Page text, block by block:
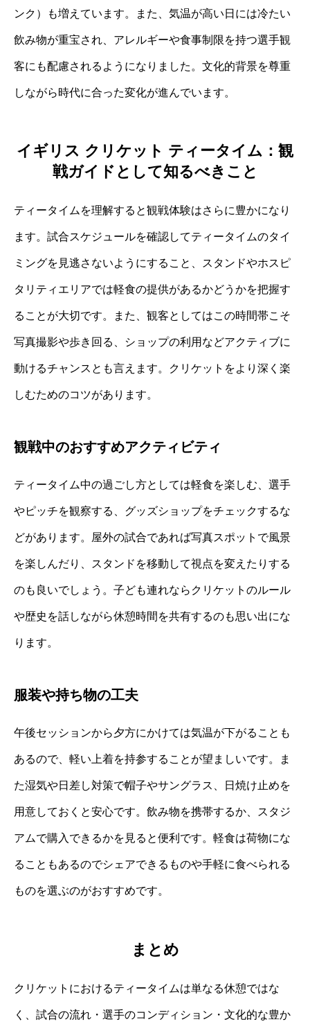
ンク）も増えています。また、気温が高い日には冷たい
飲み物が重宝され、アレルギーや食事制限を持つ選手観
客にも配慮されるようになりました。文化的背景を尊重
しながら時代に合った変化が進んでいます。
イギリス クリケット ティータイム：観
戦ガイドとして知るべきこと
ティータイムを理解すると観戦体験はさらに豊かになり
ます。試合スケジュールを確認してティータイムのタイ
ミングを見逃さないようにすること、スタンドやホスピ
タリティエリアでは軽食の提供があるかどうかを把握す
ることが大切です。また、観客としてはこの時間帯こそ
写真撮影や歩き回る、ショップの利用などアクティブに
動けるチャンスとも言えます。クリケットをより深く楽
しむためのコツがあります。
観戦中のおすすめアクティビティ
ティータイム中の過ごし方としては軽食を楽しむ、選手
やピッチを観察する、グッズショップをチェックするな
どがあります。屋外の試合であれば写真スポットで風景
を楽しんだり、スタンドを移動して視点を変えたりする
のも良いでしょう。子ども連れならクリケットのルール
や歴史を話しながら休憩時間を共有するのも思い出にな
ります。
服装や持ち物の工夫
午後セッションから夕方にかけては気温が下がることも
あるので、軽い上着を持参することが望ましいです。ま
た湿気や日差し対策で帽子やサングラス、日焼け止めを
用意しておくと安心です。飲み物を携帯するか、スタジ
アムで購入できるかを見ると便利です。軽食は荷物にな
ることもあるのでシェアできるものや手軽に食べられる
ものを選ぶのがおすすめです。
まとめ
クリケットにおけるティータイムは単なる休憩ではな
く、試合の流れ・選手のコンディション・文化的な豊か